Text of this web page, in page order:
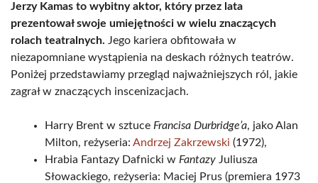
Jerzy Kamas to wybitny aktor, który przez lata
prezentował swoje umiejętności w wielu znaczących
rolach teatralnych. Jego kariera obfitowała w
niezapomniane wystąpienia na deskach różnych teatrów.
Poniżej przedstawiamy przegląd najważniejszych ról, jakie
zagrał w znaczących inscenizacjach.
Harry Brent w sztuce Francisa Durbridge’a, jako Alan
Milton, reżyseria: Andrzej Zakrzewski (1972),
Hrabia Fantazy Dafnicki w Fantazy Juliusza
Słowackiego, reżyseria: Maciej Prus (premiera 1973